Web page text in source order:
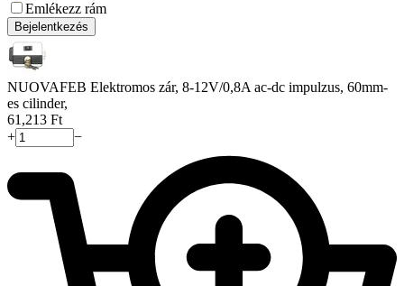
Emlékezz rám
Bejelentkezés
NUOVAFEB Elektromos zár, 8-12V/0,8A ac-dc impulzus, 60mm-
es cilinder,
61,213 Ft
+
−